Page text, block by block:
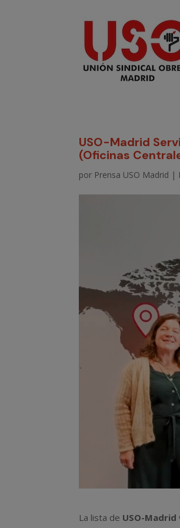
USO-Madrid
(Oficinas
por Prensa USO Madrid |
La lista de USO-Madrid